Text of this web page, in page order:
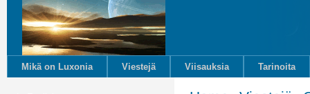
Mikä on Luxonia Viestejä Viisauksia Tarinoita